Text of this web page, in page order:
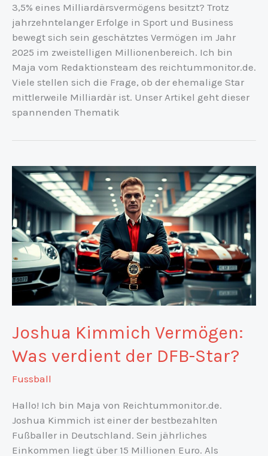
3,5% eines Milliardärsvermögens besitzt? Trotz
jahrzehntelanger Erfolge in Sport und Business
bewegt sich sein geschätztes Vermögen im Jahr
2025 im zweistelligen Millionenbereich. Ich bin
Maja vom Redaktionsteam des reichtummonitor.de.
Viele stellen sich die Frage, ob der ehemalige Star
mittlerweile Milliardär ist. Unser Artikel geht dieser
spannenden Thematik
Joshua Kimmich Vermögen:
Was verdient der DFB-Star?
Fussball
Hallo! Ich bin Maja von Reichtummonitor.de.
Joshua Kimmich ist einer der bestbezahlten
Fußballer in Deutschland. Sein jährliches
Einkommen liegt über 15 Millionen Euro. Als